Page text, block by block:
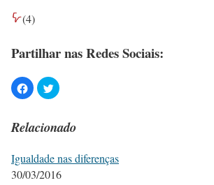
(4)
Partilhar nas Redes Sociais:
Relacionado
Igualdade nas diferenças
30/03/2016